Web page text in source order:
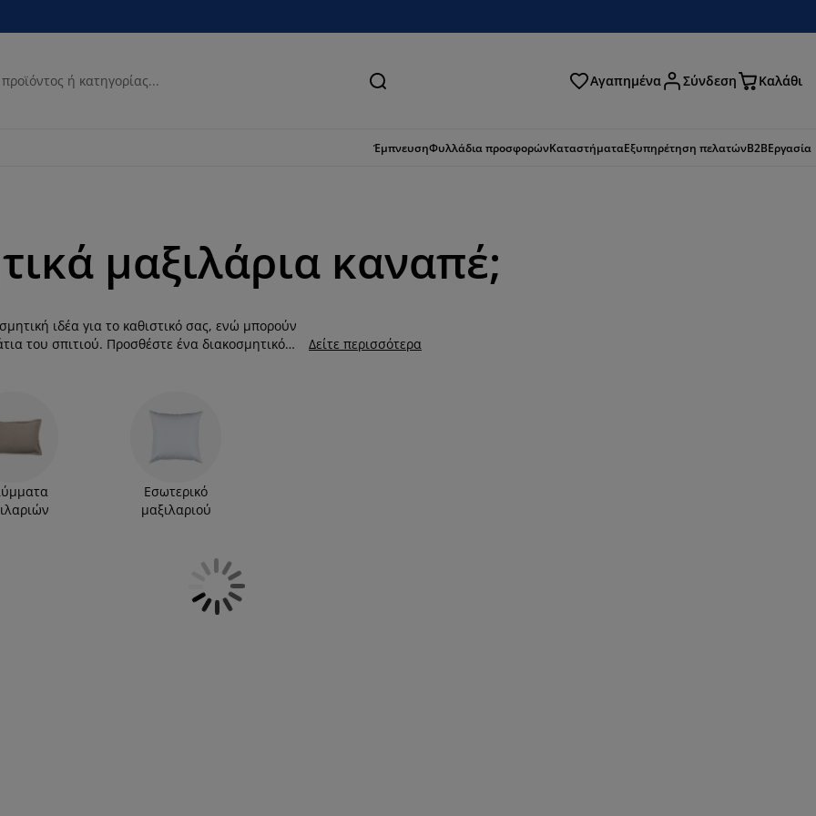
Αναζήτηση Αγαπημένα Σύνδεση Καλάθι
ΈμπνευσηΦυλλάδια προσφορώνΚαταστήματαΕξυπηρέτηση πελατώνB2BΕργασία
μαξιλάρια καναπέ;
ιδέα για το καθιστικό σας, ενώ μπορούν
του σπιτιού. Προσθέστε ένα διακοσμητικό
διαστάσεις, για να φρεσκάρετε τα ήδη
διακοσμητικών μαξιλαριών μας
πάντα τα πιο μοδάτα είδη.
Δείτε περισσότερα
Εσωτερικό
μαξιλαριού